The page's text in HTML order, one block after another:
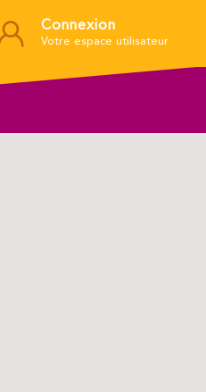
Connexion
Votre espace utilisateur